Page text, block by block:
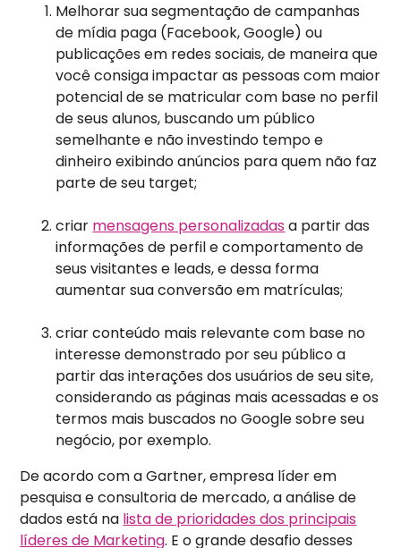
Melhorar sua segmentação de campanhas
de mídia paga (Facebook, Google) ou
publicações em redes sociais, de maneira que
você consiga impactar as pessoas com maior
potencial de se matricular com base no perfil
de seus alunos, buscando um público
semelhante e não investindo tempo e
dinheiro exibindo anúncios para quem não faz
parte de seu target;
criar mensagens personalizadas a partir das
informações de perfil e comportamento de
seus visitantes e leads, e dessa forma
aumentar sua conversão em matrículas;
criar conteúdo mais relevante com base no
interesse demonstrado por seu público a
partir das interações dos usuários de seu site,
considerando as páginas mais acessadas e os
termos mais buscados no Google sobre seu
negócio, por exemplo.
De acordo com a Gartner, empresa líder em
pesquisa e consultoria de mercado, a análise de
dados está na lista de prioridades dos principais
líderes de Marketing. E o grande desafio desses